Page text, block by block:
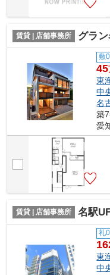
賃貸 | 店舗事務所 グラン
敷0
45
東
中
名
築
愛
賃貸 | 店舗事務所 名駅
礼0
東
中